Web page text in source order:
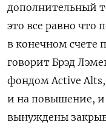
дополнительный
это все равно что
в конечном счете
говорит Брэд
фондом Active Alts
и на повышение,
вынуждены